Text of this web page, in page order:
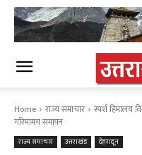
Home राज्य समाचार
स्पर्श हिमालय
गरिमामय समापन
राज्य समाचार उत्तराखंड देहरादून